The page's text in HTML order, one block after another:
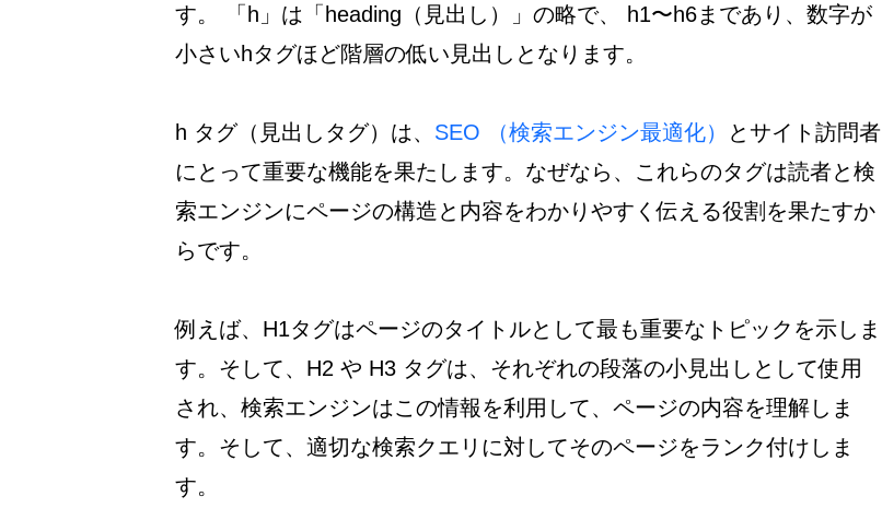
す。 「h」は「heading（見出し）」の略で、 h1〜h6まであり、数字が
小さいhタグほど階層の低い見出しとなります。
h タグ（見出しタグ）は、 SEO （検索エンジン最適化）
とサイト訪問者
にとって重要な機能を果たします。なぜなら、これらのタグは読者と検
索エンジンにページの構造と内容をわかりやすく伝える役割を果たすか
らです。
例えば、H1タグはページのタイトルとして最も重要なトピックを示しま
す。そして、H2 や H3 タグは、それぞれの段落の小見出しとして使用
され、検索エンジンはこの情報を利用して、ページの内容を理解しま
す。そして、適切な検索クエリに対してそのページをランク付けしま
す。